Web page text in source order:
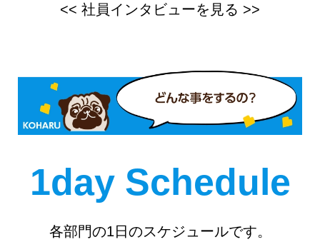
<< 社員インタビューを見る >>
1day Schedule
各部門の1日のスケジュールです。